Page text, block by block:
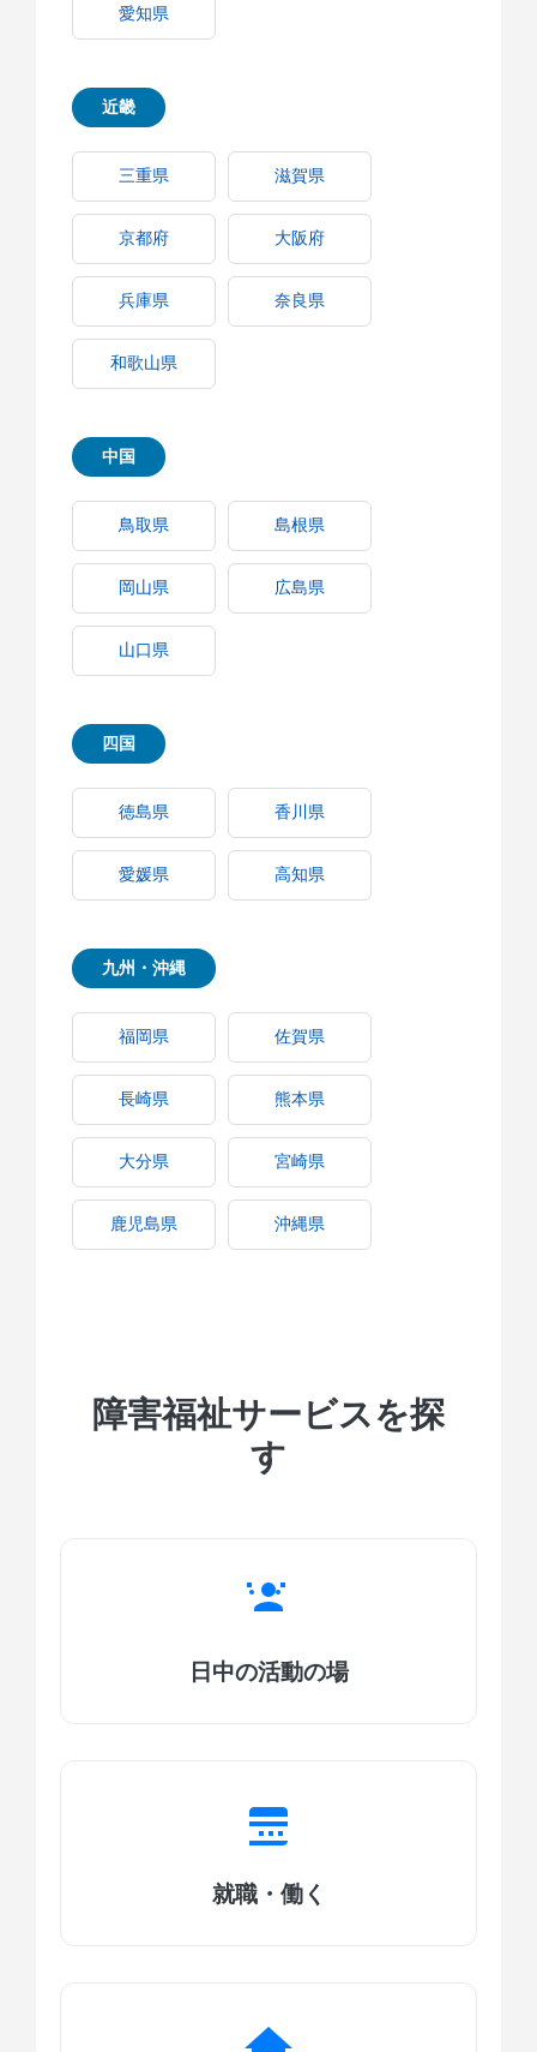
愛知県
近畿
三重県 滋賀県
京都府 大阪府
兵庫県 奈良県
和歌山県
中国
鳥取県 島根県
岡山県 広島県
山口県
四国
徳島県 香川県
愛媛県 高知県
九州・沖縄
福岡県 佐賀県
長崎県 熊本県
大分県 宮崎県
鹿児島県 沖縄県
障害福祉サービスを探
す
日中の活動の場
就職・働く